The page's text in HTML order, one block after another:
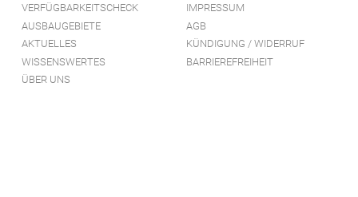
VERFÜGBARKEITSCHECK
AUSBAUGEBIETE
AKTUELLES
WISSENSWERTES
ÜBER UNS
IMPRESSUM
AGB
KÜNDIGUNG / WIDERRUF
BARRIEREFREIHEIT